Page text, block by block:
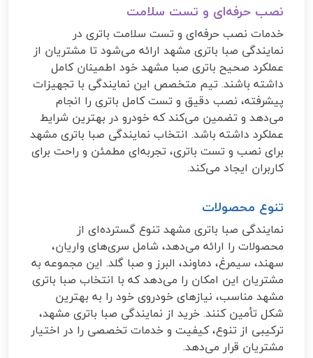
نصب حرفه‌ای و تست سلامت
خدمات نصب حرفه‌ای و تست سلامت باتری در
نمایندگی صبا باتری مشهد ارائه می‌شود تا مشتریان از
عملکرد صحیح باتری صبا مشهد خود اطمینان کامل
داشته باشند. تیم متخصص این نمایندگی با تجهیزات
پیشرفته، نصب دقیق و تست کامل باتری را انجام
می‌دهد و تضمین می‌کند که خودرو در بهترین شرایط
عملکرد داشته باشد. انتخاب نمایندگی صبا باتری مشهد
برای نصب و تست باتری، تجربه‌ای مطمئن و راحت برای
کاربران ایجاد می‌کند.
تنوع محصولات
نمایندگی صبا باتری مشهد تنوع گسترده‌ای از
محصولات را ارائه می‌دهد، شامل سری‌های واریان،
سهند، سیمرغ، دماوند، البرز و صبا گلد. این مجموعه به
مشتریان این امکان را می‌دهد که با انتخاب صبا باتری
مشهد مناسب، نیازهای خودروی خود را به بهترین
شکل تأمین کنند. خرید از نمایندگی صبا باتری مشهد،
ترکیبی از تنوع، کیفیت و خدمات تخصصی را در اختیار
مشتریان قرار می‌دهد.